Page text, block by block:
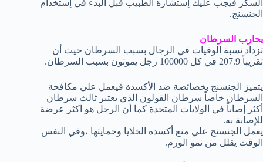
السكر فيجب عليك إستشارة الطبيب قبل البدء في إستخدام
الجنسنج.
يحارب السرطان
تزداد نسبة الوفيات في الرجال بسبب السرطان حيث أن
تقريباً 207.9 في كل 100000 رجل يموتون بسبب السرطان.
يتميز الجنسنج بخصائصة ضد الأكسدة فيعمل علي مكافحة
السرطان خاصاً سرطان القولون الذي يعتبر ثالث سرطان
أكثر إصاباً في الولايات المتحدة كما أن الرجل هو اكثر عرضة
للإصابة به.
يعمل الجنسنج علي منع أكسدة الخلايا وحمايتها ،وفي النفس
الوقت يقلل من نمو الورم.